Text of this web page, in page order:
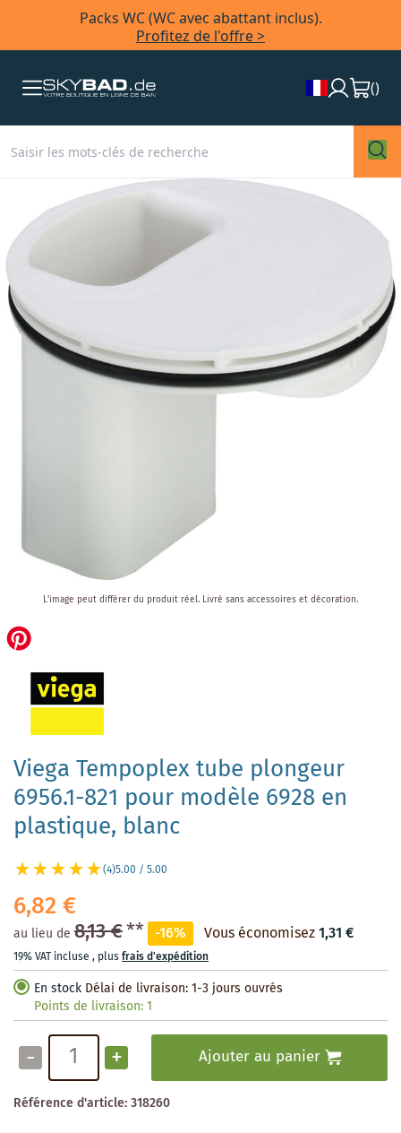
Packs WC (WC avec abattant inclus).
Profitez de l'offre >
()
Viega Tempoplex tube plongeur
6956.1-821 pour modèle 6928 en
plastique, blanc
(4)5.00 / 5.00
6,82 €
au lieu de 8,13 €** -16% Vous économisez1,31 €
19% VAT incluse , plusfrais d'expédition
En stock Délai de livraison: 1-3 jours ouvrés
Points de livraison:1
- + Ajouter au panier
Référence d'article:318260
end
of
the
images
gallery
the
beginning
images
gallery
L'image peut différer du produit réel. Livré sans accessoires et décoration.